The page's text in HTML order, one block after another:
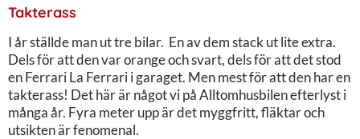
Takterass
I år ställde man ut tre bilar. En av dem stack ut lite extra.
Dels för att den var orange och svart, dels för att det stod
en Ferrari La Ferrari i garaget. Men mest för att den har en
takterass! Det här är något vi på Alltomhusbilen efterlyst i
många år. Fyra meter upp är det myggfritt, fläktar och
utsikten är fenomenal.